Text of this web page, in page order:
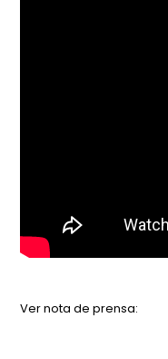
Ver nota de prensa: